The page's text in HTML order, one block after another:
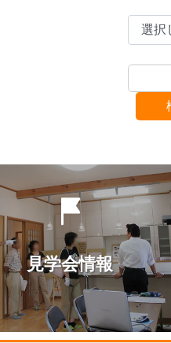
見学会情報